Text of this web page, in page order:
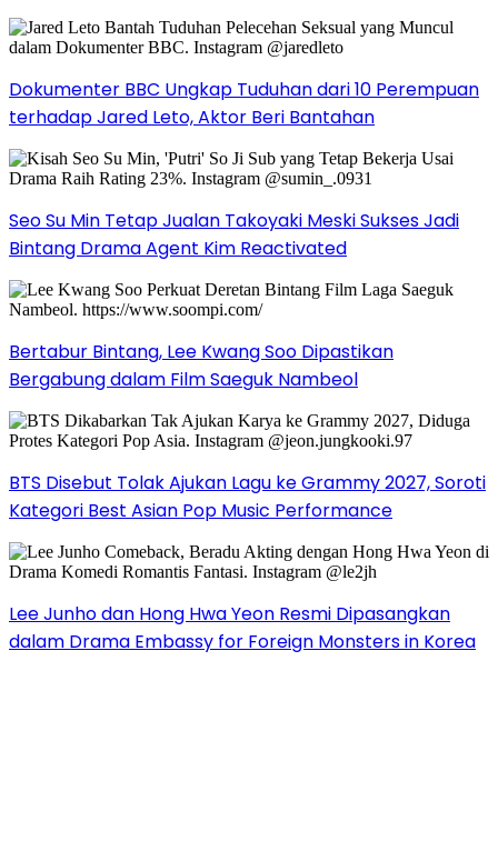
Dokumenter BBC Ungkap Tuduhan dari 10 Perempuan
terhadap Jared Leto, Aktor Beri Bantahan
Seo Su Min Tetap Jualan Takoyaki Meski Sukses Jadi
Bintang Drama Agent Kim Reactivated
Bertabur Bintang, Lee Kwang Soo Dipastikan
Bergabung dalam Film Saeguk Nambeol
BTS Disebut Tolak Ajukan Lagu ke Grammy 2027, Soroti
Kategori Best Asian Pop Music Performance
Lee Junho dan Hong Hwa Yeon Resmi Dipasangkan
dalam Drama Embassy for Foreign Monsters in Korea